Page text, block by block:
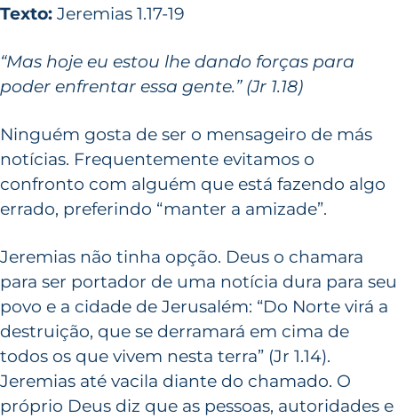
Texto: Jeremias 1.17-19
“Mas hoje eu estou lhe dando forças para
poder enfrentar essa gente.” (Jr 1.18)
Ninguém gosta de ser o mensageiro de más
notícias. Frequentemente evitamos o
confronto com alguém que está fazendo algo
errado, preferindo “manter a amizade”.
Jeremias não tinha opção. Deus o chamara
para ser portador de uma notícia dura para seu
povo e a cidade de Jerusalém: “Do Norte virá a
destruição, que se derramará em cima de
todos os que vivem nesta terra” (Jr 1.14).
Jeremias até vacila diante do chamado. O
próprio Deus diz que as pessoas, autoridades e